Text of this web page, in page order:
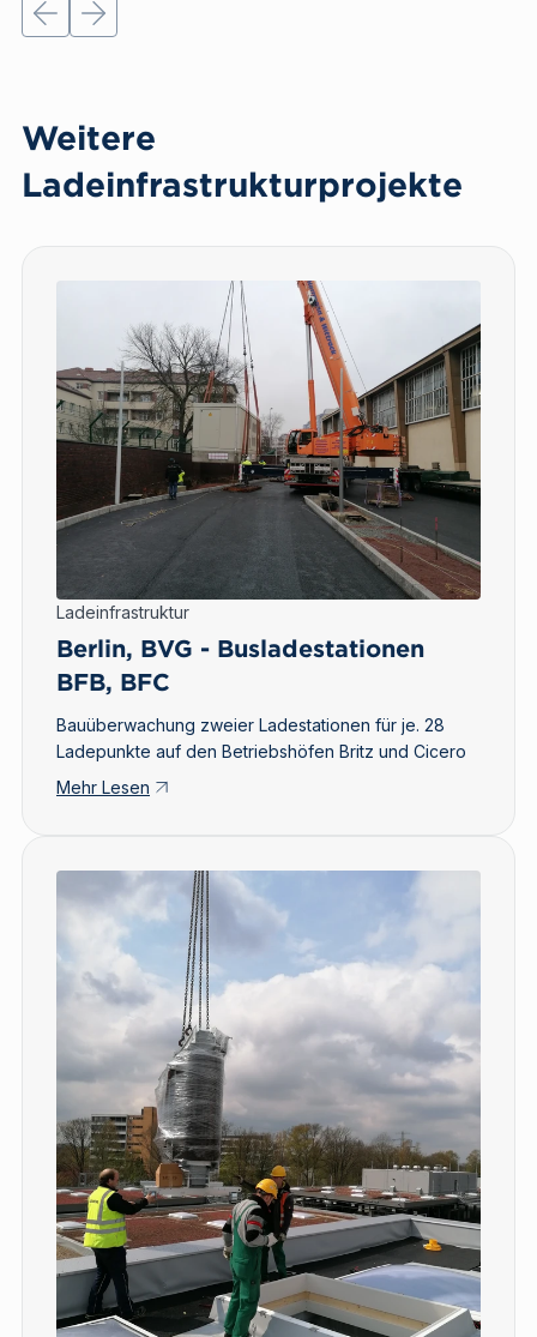
Letztes slide
Next slide
Weitere
Ladeinfrastrukturprojekte
Ladeinfrastruktur
Berlin, BVG - Busladestationen
BFB, BFC
Bauüberwachung zweier Ladestationen für je. 28
Ladepunkte auf den Betriebshöfen Britz und Cicero
Mehr Lesen